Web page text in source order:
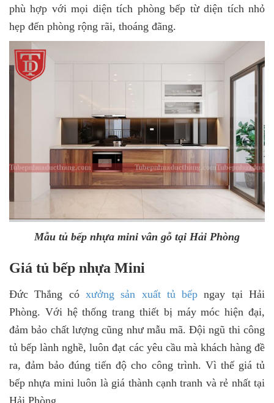
phù hợp với mọi diện tích phòng bếp từ diện tích nhỏ
hẹp đến phòng rộng rãi, thoáng đãng.
Mẫu tủ bếp nhựa mini vân gỗ tại Hải Phòng
Giá tủ bếp nhựa Mini
Đức Thắng có xưởng sản xuất tủ bếp ngay tại Hải
Phòng. Với hệ thống trang thiết bị máy móc hiện đại,
đảm bảo chất lượng cũng như mẫu mã. Đội ngũ thi công
tủ bếp lành nghề, luôn đạt các yêu cầu mà khách hàng đề
ra, đảm bảo đúng tiến độ cho công trình. Vì thế giá tủ
bếp nhựa mini luôn là giá thành cạnh tranh và rẻ nhất tại